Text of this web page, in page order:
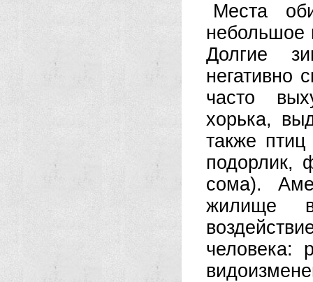
Места
небольшое
Долгие
негативно
часто
хорька,
также
подорлик,
сома).
жилище
человека: